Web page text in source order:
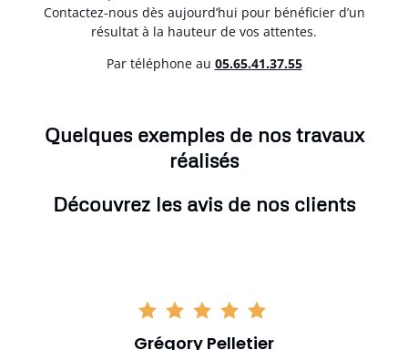
Contactez-nous dès aujourd’hui pour bénéficier d’un
résultat à la hauteur de vos attentes.
Par téléphone au 05.65.41.37.55
Quelques exemples de nos travaux
réalisés
Découvrez les avis de nos clients
Grégory Pelletier